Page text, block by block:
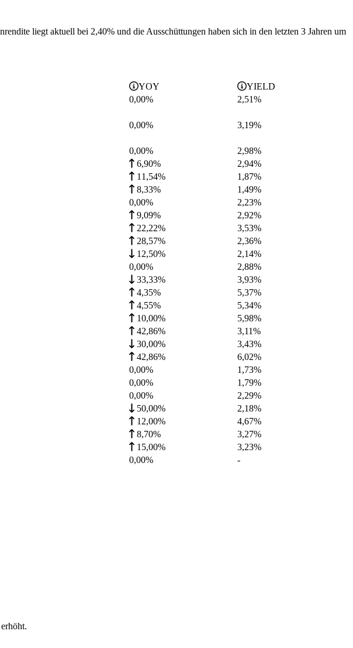
liegt aktuell bei 2,40% und die Ausschüttungen haben sich in den letzten 3 Jahren um
YOY
YIELD
0,00% 2,51%
0,00% 3,19%
0,00% 2,98%
6,90% 2,94%
11,54% 1,87%
8,33% 1,49%
0,00% 2,23%
9,09% 2,92%
22,22% 3,53%
28,57% 2,36%
12,50% 2,14%
0,00% 2,88%
33,33% 3,93%
4,35% 5,37%
4,55% 5,34%
10,00% 5,98%
42,86% 3,11%
30,00% 3,43%
42,86% 6,02%
0,00% 1,73%
0,00% 1,79%
0,00% 2,29%
50,00% 2,18%
12,00% 4,67%
8,70% 3,27%
15,00% 3,23%
0,00% -